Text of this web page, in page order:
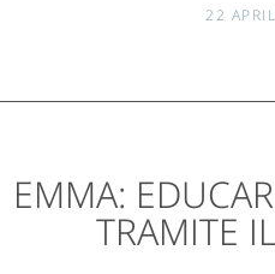
22
EMMA:
TRAMITE